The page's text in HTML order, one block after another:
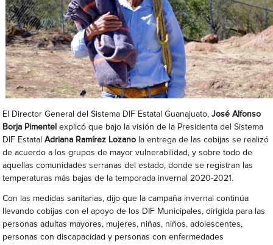
El Director General del Sistema DIF Estatal Guanajuato,José Alfonso
Borja Pimentelexplicó que bajo la visión de la Presidenta del Sistema
DIF EstatalAdriana Ramírez Lozano la entrega de las cobijas se realizó
de acuerdo a los grupos de mayor vulnerabilidad, y sobre todo de
aquellas comunidades serranas del estado, donde se registran las
temperaturas más bajas de la temporada invernal 2020-2021.
Con las medidas sanitarias, dijo que la campaña invernal continúa
llevando cobijas con el apoyo de los DIF Municipales, dirigida para las
personas adultas mayores, mujeres, niñas, niños, adolescentes,
personas con discapacidad y personas con enfermedades